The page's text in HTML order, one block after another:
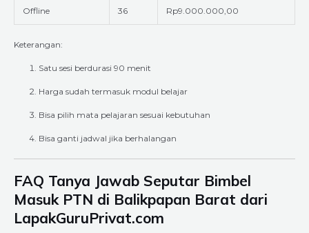
Offline 36 Rp9.000.000,00
Keterangan:
Satu sesi berdurasi 90 menit
Harga sudah termasuk modul belajar
Bisa pilih mata pelajaran sesuai kebutuhan
Bisa ganti jadwal jika berhalangan
FAQ Tanya Jawab Seputar Bimbel
Masuk PTN di Balikpapan Barat dari
LapakGuruPrivat.com